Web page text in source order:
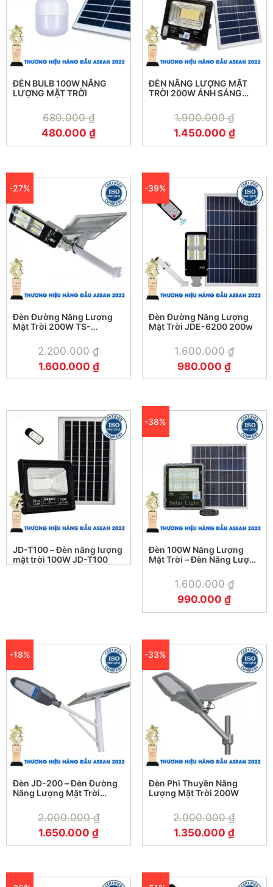
ĐÈN BULB 100W NĂNG
LƯỢNG MẶT TRỜI
680.000₫
480.000₫
ĐÈN NĂNG LƯỢNG MẶT
TRỜI 200W ÁNH SÁNG
1.900.000₫
1.450.000 ₫
-27%
Đèn Đường Năng Lượng
Mặt Trời 200W TS-
2.200.000₫
1.600.000 ₫
-39%
Đèn Đường Năng Lượng
Mặt Trời JDE-6200 200w
1.600.000₫
980.000₫
JD-T100 – Đèn năng lượng
mặt trời 100W JD-T100
-38%
Đèn 100W Năng Lượng
Mặt Trời – Đèn Năng Lượng
1.600.000₫
990.000₫
-18%
Đèn JD-200 – Đèn Đường
Năng Lượng Mặt Trời
2.000.000₫
1.650.000₫
-33%
Đèn Phi Thuyền Năng
Lượng Mặt Trời 200W
2.000.000₫
1.350.000₫